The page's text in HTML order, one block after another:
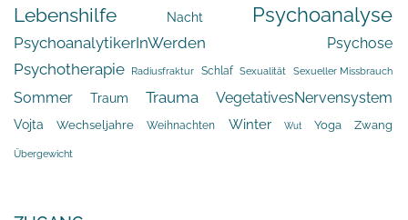
Lebenshilfe Nacht Psychoanalyse
PsychoanalytikerInWerden Psychose
Psychotherapie Radiusfraktur Schlaf Sexualität Sexueller Missbrauch
Sommer Traum Trauma VegetativesNervensystem
Vojta Wechseljahre Weihnachten Winter Wut Yoga Zwang
Übergewicht